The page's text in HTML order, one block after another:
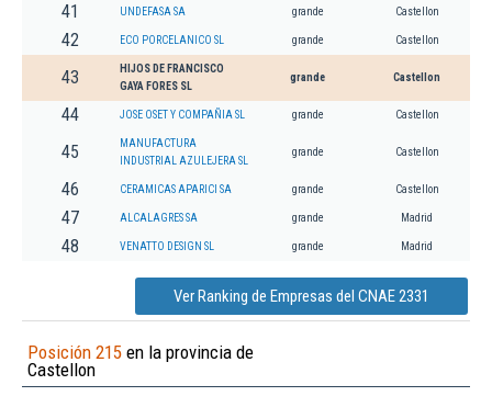
41 UNDEFASA SA grande Castellon
42 ECO PORCELANICO SL grande Castellon
43
HIJOS DE FRANCISCO
GAYA FORES SL
grande Castellon
44 JOSE OSET Y COMPAÑIA SL grande Castellon
45
MANUFACTURA
INDUSTRIAL AZULEJERA SL
grande Castellon
46 CERAMICAS APARICI SA grande Castellon
47 ALCALAGRES SA grande Madrid
48 VENATTO DESIGN SL grande Madrid
Ver Ranking de Empresas del CNAE 2331
Posición 215 en la provincia de
Castellon